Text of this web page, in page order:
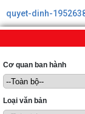
Cơ quan ban hành
Loại văn bản